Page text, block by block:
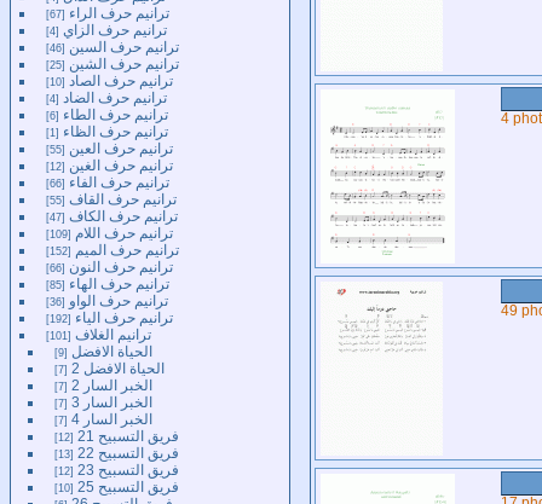
ترانيم حرف الراء 67
ترانيم حرف الزاي 4
ترانيم حرف السين 46
ترانيم حرف الشين 25
ترانيم حرف الصاد 10
ترانيم حرف الضاد 4
ترانيم حرف الطاء 6
ترانيم حرف الظاء 1
ترانيم حرف العين 55
ترانيم حرف الغين 12
ترانيم حرف الفاء 66
ترانيم حرف القاف 55
ترانيم حرف الكاف 47
ترانيم حرف اللام 109
ترانيم حرف الميم 152
ترانيم حرف النون 66
ترانيم حرف الهاء 85
ترانيم حرف الواو 36
ترانيم حرف الياء 192
ترانيم الغلاف 101
الحياة الافضل 9
الحياة الافضل 2 7
الخبر السار 2 7
الخبر السار 3 7
الخبر السار 4 7
فريق التسبيح 21 12
فريق التسبيح 22 13
فريق التسبيح 23 12
فريق التسبيح 25 10
4
49